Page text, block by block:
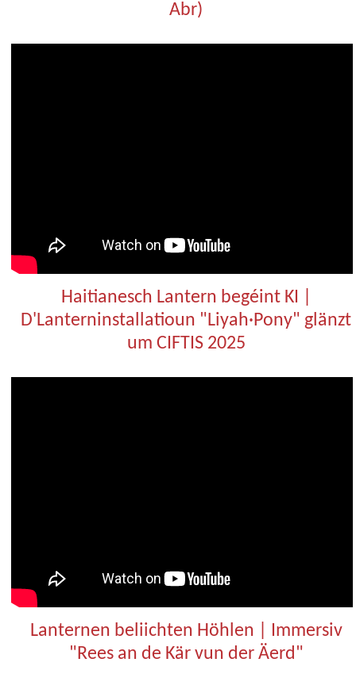
Abr)
Haitianesch Lantern begéint KI |
D'Lanterninstallatioun "Liyah·Pony" glänzt
um CIFTIS 2025
Lanternen beliichten Höhlen | Immersiv
"Rees an de Kär vun der Äerd"